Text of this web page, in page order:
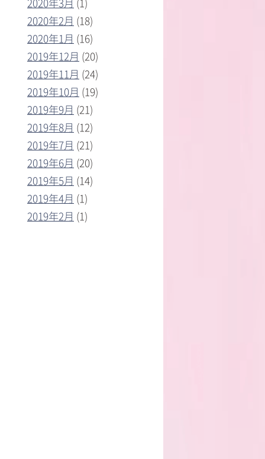
2020年2月 (18)
2020年1月 (16)
2019年12月 (20)
2019年11月 (24)
2019年10月 (19)
2019年9月 (21)
2019年8月 (12)
2019年7月 (21)
2019年6月 (20)
2019年5月 (14)
2019年4月 (1)
2019年2月 (1)